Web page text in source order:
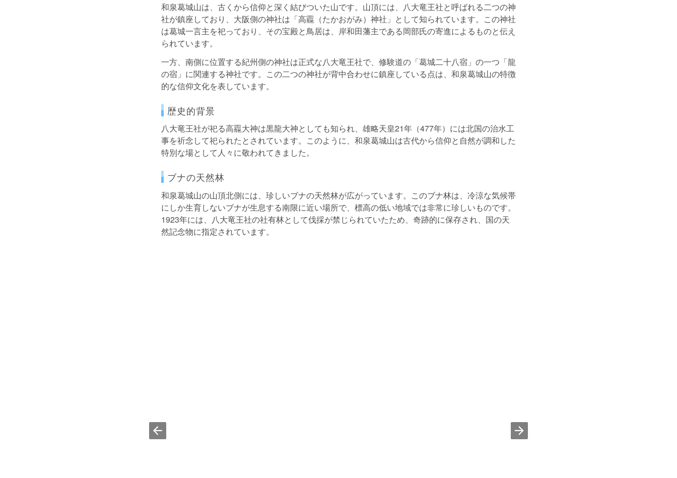
和泉葛城山は、古くから信仰と深く結びついた山です。山頂には、八大竜王社と呼ばれる二つの神
社が鎮座しており、大阪側の神社は「高龗（たかおがみ）神社」として知られています。この神社
は葛城一言主を祀っており、その宝殿と鳥居は、岸和田藩主である岡部氏の寄進によるものと伝え
られています。
一方、南側に位置する紀州側の神社は正式な八大竜王社で、修験道の「葛城二十八宿」の一つ「龍
の宿」に関連する神社です。この二つの神社が背中合わせに鎮座している点は、和泉葛城山の特徴
的な信仰文化を表しています。
歴史的背景
八大竜王社が祀る高龗大神は黒龍大神としても知られ、雄略天皇21年（477年）には北国の治水工
事を祈念して祀られたとされています。このように、和泉葛城山は古代から信仰と自然が調和した
特別な場として人々に敬われてきました。
ブナの天然林
和泉葛城山の山頂北側には、珍しいブナの天然林が広がっています。このブナ林は、冷涼な気候帯
にしか生育しないブナが生息する南限に近い場所で、標高の低い地域では非常に珍しいものです。
1923年には、八大竜王社の社有林として伐採が禁じられていたため、奇跡的に保存され、国の天
然記念物に指定されています。